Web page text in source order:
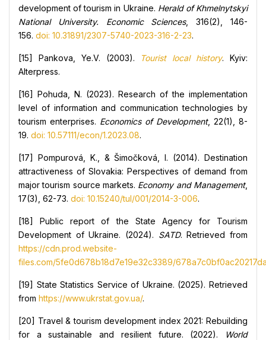
development of tourism in Ukraine. Herald of Khmelnytskyi
National University. Economic Sciences, 316(2), 146-
156. doi: 10.31891/2307-5740-2023-316-2-23.
[15] Pankova, Ye.V. (2003). Tourist local history. Kyiv:
Alterpress.
[16] Pohuda, N. (2023). Research of the implementation
level of information and communication technologies by
tourism enterprises. Economics of Development, 22(1), 8-
19. doi: 10.57111/econ/1.2023.08.
[17] Pompurová, K., & Šimočková, I. (2014). Destination
attractiveness of Slovakia: Perspectives of demand from
major tourism source markets. Economy and Management,
17(3), 62-73. doi: 10.15240/tul/001/2014-3-006.
[18] Public report of the State Agency for Tourism
Development of Ukraine. (2024). SATD. Retrieved from
https://cdn.prod.website-
files.com/5fe0d678b18d7e19e32c3389/
[19] State Statistics Service of Ukraine. (2025). Retrieved
from https://www.ukrstat.gov.ua/.
[20] Travel & tourism development index 2021: Rebuilding
for a sustainable and resilient future. (2022).
World